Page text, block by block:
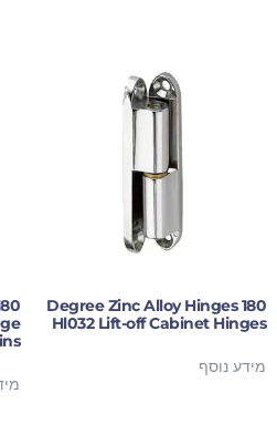
180 Degree Zinc Alloy Hinges
Hl032 Lift-off Cabinet Hinges
מידע נוסף